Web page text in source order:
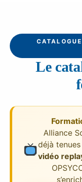
Le
Alliance
déjà
vidéo